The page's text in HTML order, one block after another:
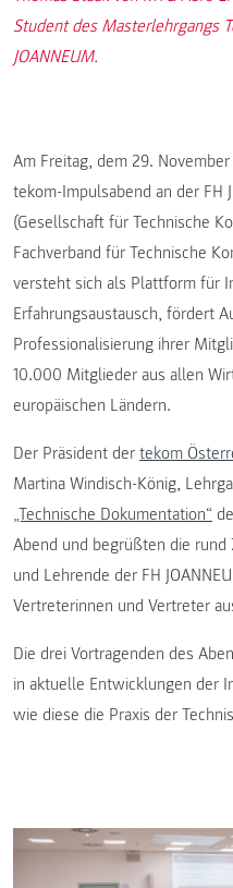
Student des Masterlehrgangs
JOANNEUM.
Am Freitag, dem 29.
tekom-Impulsabend an der FH
(Gesellschaft für Technische
Fachverband für Technische
versteht sich als Plattform für
Erfahrungsaustausch, fördert
Professionalisierung ihrer
10.000 Mitglieder aus allen
europäischen Ländern.
Der Präsident der tekom
Martina Windisch-König,
„Technische Dokumentation“
Abend und begrüßten die rund
und Lehrende der FH
Vertreterinnen und Vertreter
Die drei Vortragenden des
in aktuelle Entwicklungen der
wie diese die Praxis der